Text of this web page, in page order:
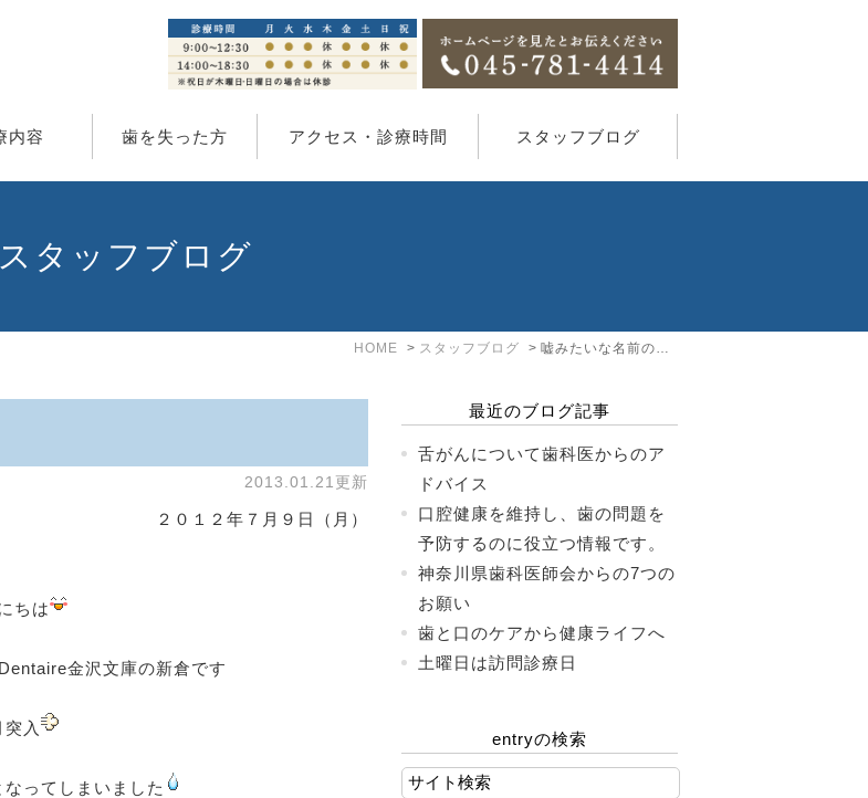
内容 歯を失った方 アクセス・診療時間 スタッフブログ
スタッフブログ
HOME スタッフブログ 嘘みたいな名前の話☆
2013.01.21更新
２０１２年７月９日（月）
ちは
金沢文庫の新倉です
入
ってしまいました
最近のブログ記事
舌がんについて歯科医からのア
ドバイス
口腔健康を維持し、歯の問題を
予防するのに役立つ情報です。
神奈川県歯科医師会からの7つの
お願い
歯と口のケアから健康ライフへ
土曜日は訪問診療日
entryの検索